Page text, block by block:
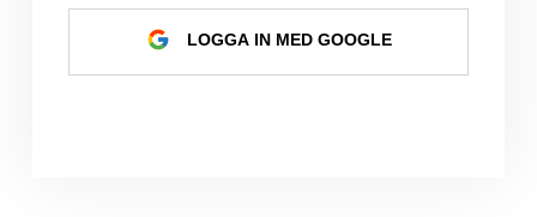
LOGGA IN MED GOOGLE